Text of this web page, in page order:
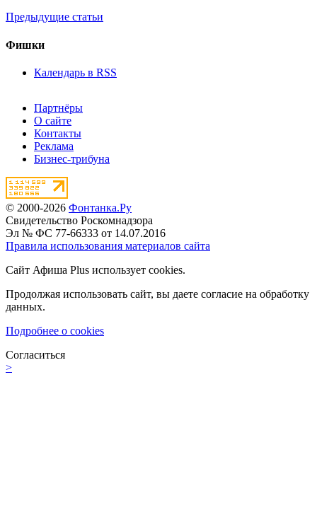
Предыдущие статьи
Фишки
Календарь в RSS
Партнёры
О сайте
Контакты
Реклама
Бизнес-трибуна
© 2000-2026 Фонтанка.Ру
Свидетельство Роскомнадзора
Эл № ФС 77-66333 от 14.07.2016
Правила использования материалов сайта
Сайт Афиша Plus использует cookies.
Продолжая использовать сайт, вы даете согласие на обработку
данных.
Подробнее о cookies
Согласиться
>